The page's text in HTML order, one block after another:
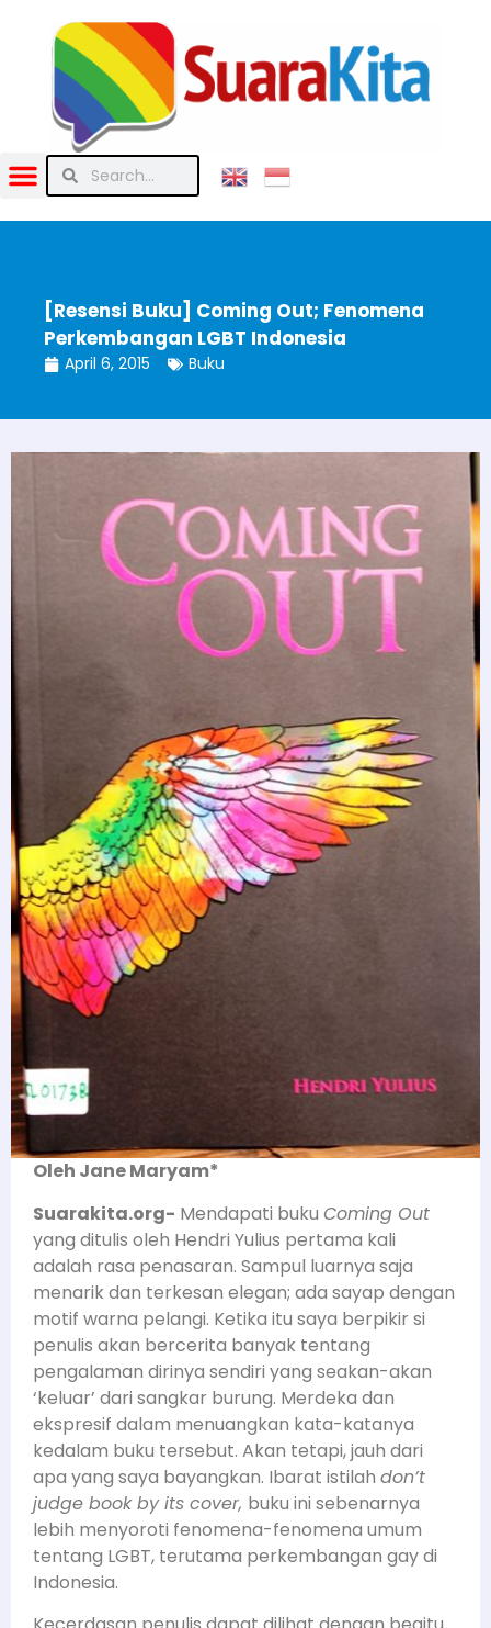
[Resensi Buku] Coming Out; Fenomena
Perkembangan LGBT Indonesia
April 6, 2015 Buku
Oleh Jane Maryam*
Suarakita.org- Mendapati buku Coming Out
yang ditulis oleh Hendri Yulius pertama kali
adalah rasa penasaran. Sampul luarnya saja
menarik dan terkesan elegan; ada sayap dengan
motif warna pelangi. Ketika itu saya berpikir si
penulis akan bercerita banyak tentang
pengalaman dirinya sendiri yang seakan-akan
‘keluar’ dari sangkar burung. Merdeka dan
ekspresif dalam menuangkan kata-katanya
kedalam buku tersebut. Akan tetapi, jauh dari
apa yang saya bayangkan. Ibarat istilah don’t
judge book by its cover, buku ini sebenarnya
lebih menyoroti fenomena-fenomena umum
tentang LGBT, terutama perkembangan gay di
Indonesia.